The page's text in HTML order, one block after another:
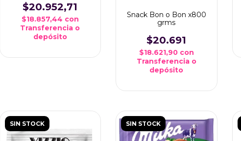
$20.952,71
$18.857,44 con
Transferencia o
depósito
Snack Bon o Bon x800
grms
$20.691
$18.621,90 con
Transferencia o
depósito
SIN STOCK SIN STOCK